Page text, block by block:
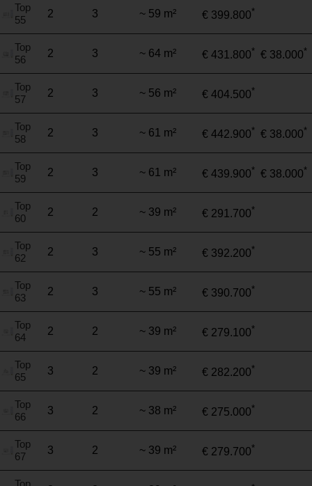
Top
55
2 3 ~ 59 m² € 399.800*
Top
56
2 3 ~ 64 m² € 431.800* € 38.000*
Top
57
2 3 ~ 56 m² € 404.500*
Top
58
2 3 ~ 61 m² € 442.900* € 38.000*
Top
59
2 3 ~ 61 m² € 439.900* € 38.000*
Top
60
2 2 ~ 39 m² € 291.700*
Top
62
2 3 ~ 55 m² € 392.200*
Top
63
2 3 ~ 55 m² € 390.700*
Top
64
2 2 ~ 39 m² € 279.100*
Top
65
3 2 ~ 39 m² € 282.200*
Top
66
3 2 ~ 38 m² € 275.000*
Top
67
3 2 ~ 39 m² € 279.700*
Top